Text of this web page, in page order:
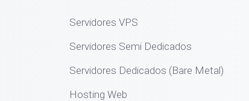
Servidores VPS
Servidores Semi Dedicados
Servidores Dedicados (Bare Metal)
Hosting Web